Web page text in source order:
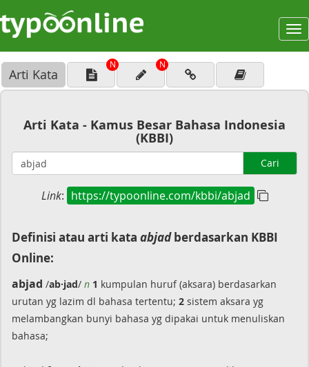
Arti Kata
N N
Arti Kata - Kamus Besar Bahasa Indonesia
(KBBI)
Cari
Link: https://typoonline.com/kbbi/abjad
Definisi atau arti kata abjadberdasarkan KBBI
Online:
abjad /ab·jad/ n 1 kumpulan huruf (aksara) berdasarkan
urutan yg lazim dl bahasa tertentu; 2 sistem aksara yg
melambangkan bunyi bahasa yg dipakai untuk menuliskan
bahasa;